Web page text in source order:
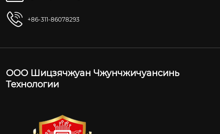
+86-311-86078293
ООО Шицзячжуан Чжунчжичуансинь
Технологии